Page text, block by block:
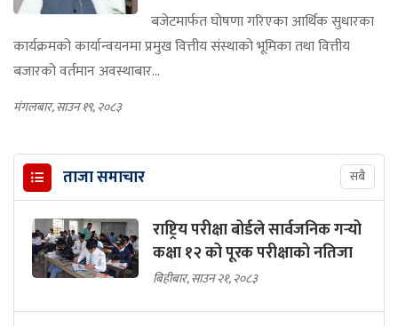
बजेटमार्फत घोषणा गरिएका आर्थिक सुधारका
कार्यक्रमको कार्यान्वयनमा प्रमुख वित्तीय संस्थाको भूमिका तथा वित्तीय
बजारको वर्तमान अवस्थाबार...
मंगलबार, साउन १९, २०८३
ताजा समाचार सबै
राष्ट्रिय परीक्षा बोर्डले सार्वजनिक गर्‍यो
कक्षा १२ को पूरक परीक्षाको नतिजा
बिहीबार, साउन २१, २०८३